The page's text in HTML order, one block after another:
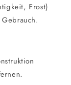
Frost)